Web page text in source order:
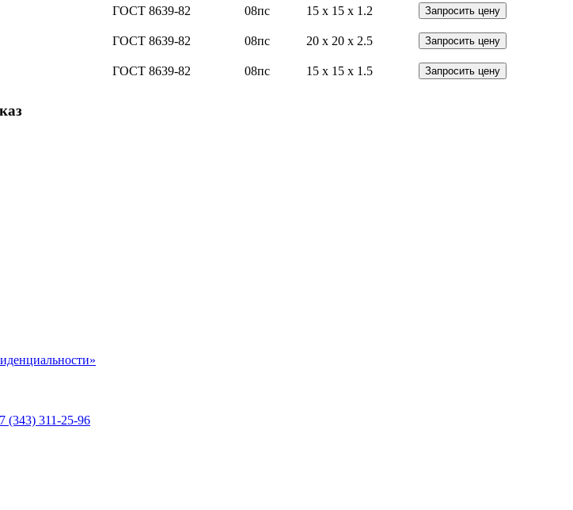
ГОСТ 8639-82 08пс 15 x 15 x 1.2 Запросить цену
ГОСТ 8639-82 08пс 20 x 20 x 2.5 Запросить цену
ГОСТ 8639-82 08пс 15 x 15 x 1.5 Запросить цену
(343) 311-25-96